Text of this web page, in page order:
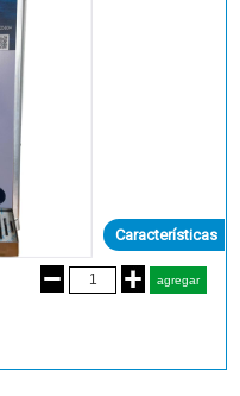
Características